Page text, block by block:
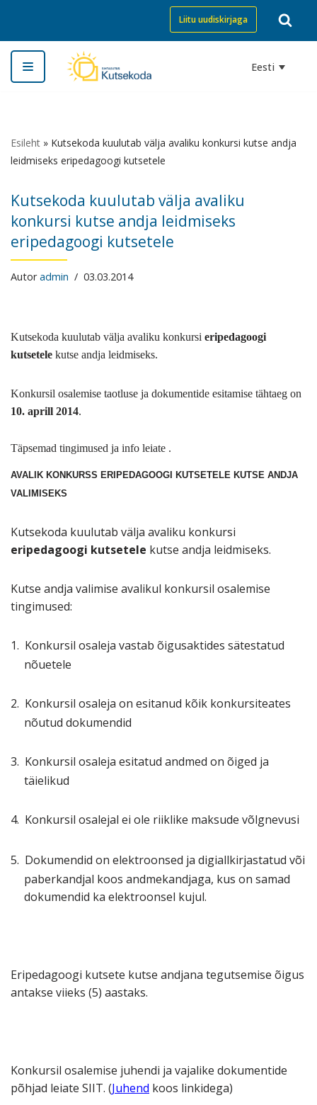
Skip
to
content
Liitu uudiskirjaga
Eesti
Esileht » Kutsekoda kuulutab välja avaliku konkursi kutse andja
leidmiseks eripedagoogi kutsetele
Kutsekoda kuulutab välja avaliku
konkursi kutse andja leidmiseks
eripedagoogi kutsetele
Autoradmin 03.03.2014
Kutsekoda kuulutab välja avaliku konkursi eripedagoogi
kutsetele kutse andja leidmiseks.
Konkursil osalemise taotluse ja dokumentide esitamise tähtaeg on
10. aprill 2014.
Täpsemad tingimused ja info leiate .
AVALIK KONKURSS ERIPEDAGOOGI KUTSETELE KUTSE ANDJA
VALIMISEKS
Kutsekoda kuulutab välja avaliku konkursi
eripedagoogi kutsetele kutse andja leidmiseks.
Kutse andja valimise avalikul konkursil osalemise
tingimused:
1. Konkursil osaleja vastab õigusaktides sätestatud
nõuetele
2. Konkursil osaleja on esitanud kõik konkursiteates
nõutud dokumendid
3. Konkursil osaleja esitatud andmed on õiged ja
täielikud
4. Konkursil osalejal ei ole riiklike maksude võlgnevusi
5. Dokumendid on elektroonsed ja digiallkirjastatud või
paberkandjal koos andmekandjaga, kus on samad
dokumendid ka elektroonsel kujul.
Eripedagoogi kutsete kutse andjana tegutsemise õigus
antakse viieks (5) aastaks.
Konkursil osalemise juhendi ja vajalike dokumentide
põhjad leiate SIIT. (Juhend koos linkidega)